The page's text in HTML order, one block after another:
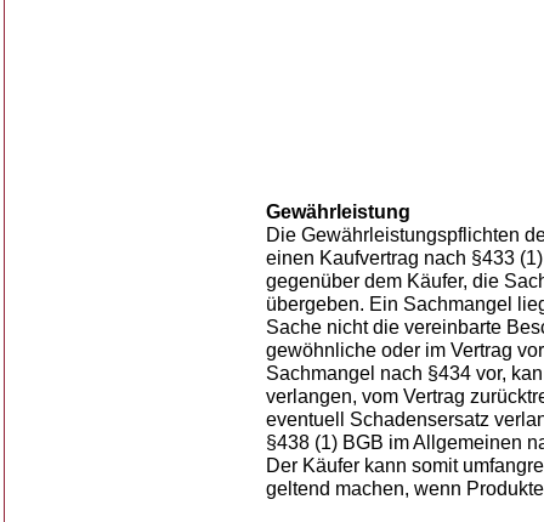
Gewährleistung
Die Gewährleistungspflichten
einen Kaufvertrag nach §433
gegenüber dem Käufer, die
übergeben. Ein Sachmangel
Sache nicht die vereinbarte
gewöhnliche oder im Vertrag
Sachmangel nach §434 vor,
verlangen, vom Vertrag
eventuell Schadensersatz
§438 (1) BGB im Allgemeinen
Der Käufer kann somit
geltend machen, wenn